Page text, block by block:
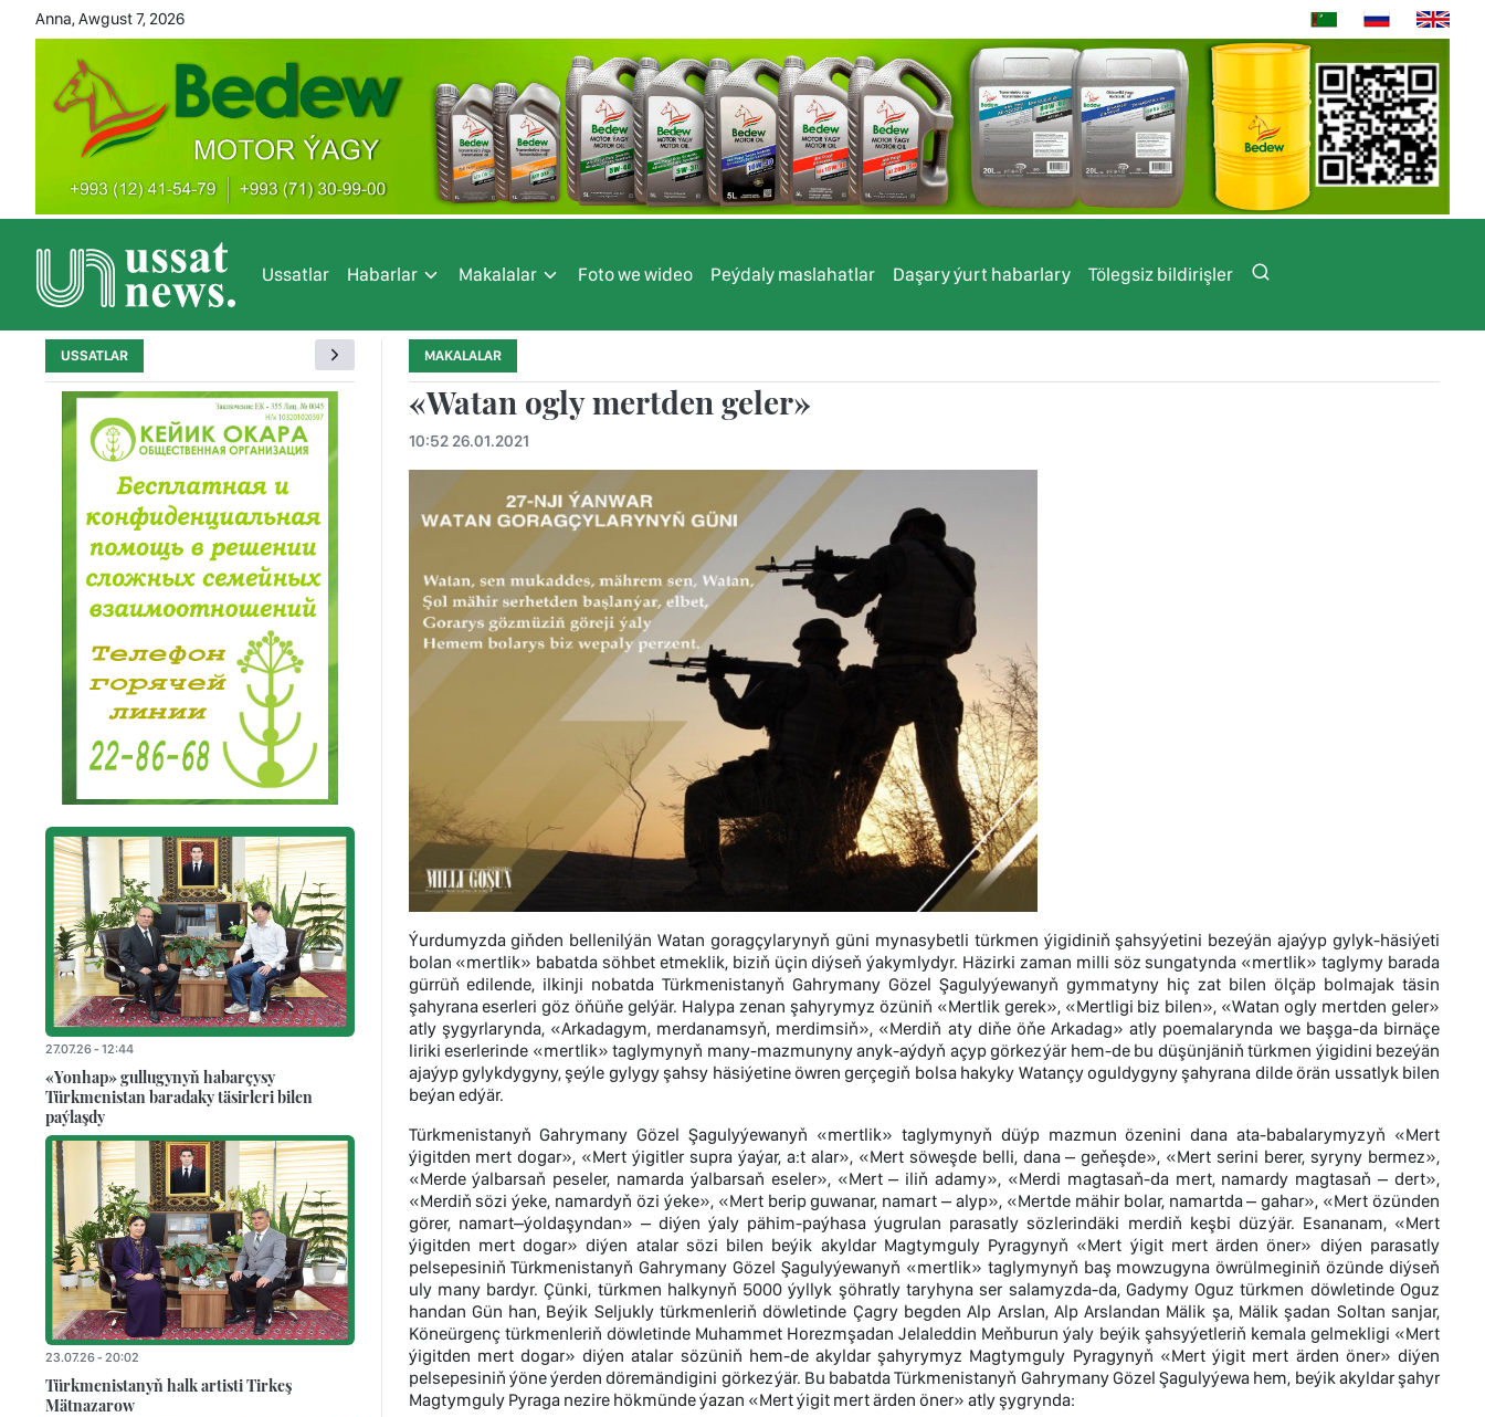
Anna, Awgust 7, 2026
Ussatlar Habarlar Makalalar Foto we wideo Peýdaly maslahatlar Daşary ýurt habarlary Tölegsiz bildirişler
MAKALALAR
«Watan ogly mertden geler»
10:52 26.01.2021
Ýurdumyzda giňden bellenilýän Watan goragçylarynyň güni mynasybetli türkmen ýigidiniň şahsyýetini bezeýän ajaýyp gylyk-häsiýeti
bolan «mertlik» babatda söhbet etmeklik, biziň üçin diýseň ýakymlydyr. Häzirki zaman milli söz sungatynda «mertlik» taglymy barada
gürrüň edilende, ilkinji nobatda Türkmenistanyň Gahrymany Gözel Şagulyýewanyň gymmatyny hiç zat bilen ölçäp bolmajak täsin
şahyrana eserleri göz öňüňe gelýär. Halypa zenan şahyrymyz özüniň «Mertlik gerek», «Mertligi biz bilen», «Watan ogly mertden geler»
atly şygyrlarynda, «Arkadagym, merdanamsyň, merdimsiň», «Merdiň aty diňe öňe Arkadag» atly poemalarynda we başga-da birnäçe
liriki eserlerinde «mertlik» taglymynyň many-mazmunyny anyk-aýdyň açyp görkezýär hem-de bu düşünjäniň türkmen ýigidini bezeýän
ajaýyp gylykdygyny, şeýle gylygy şahsy häsiýetine öwren gerçegiň bolsa hakyky Watançy oguldygyny şahyrana dilde örän ussatlyk bilen
beýan edýär.
Türkmenistanyň Gahrymany Gözel Şagulyýewanyň «mertlik» taglymynyň düýp mazmun özenini dana ata-babalarymyzyň «Mert
ýigitden mert dogar», «Mert ýigitler supra ýaýar, a:t alar», «Mert söweşde belli, dana – geňeşde», «Mert serini berer, syryny bermez»,
«Merde ýalbarsaň peseler, namarda ýalbarsaň eseler», «Mert – iliň adamy», «Merdi magtasaň-da mert, namardy magtasaň – dert»,
«Merdiň sözi ýeke, namardyň özi ýeke», «Mert berip guwanar, namart – alyp», «Mertde mähir bolar, namartda – gahar», «Mert özünden
görer, namart–ýoldaşyndan» – diýen ýaly pähim-paýhasa ýugrulan parasatly sözlerindäki merdiň keşbi düzýär. Esananam, «Mert
ýigitden mert dogar» diýen atalar sözi bilen beýik akyldar Magtymguly Pyragynyň «Mert ýigit mert ärden öner» diýen parasatly
pelsepesiniň Türkmenistanyň Gahrymany Gözel Şagulyýewanyň «mertlik» taglymynyň baş mowzugyna öwrülmeginiň özünde diýseň
uly many bardyr. Çünki, türkmen halkynyň 5000 ýyllyk şöhratly taryhyna ser salamyzda-da, Gadymy Oguz türkmen döwletinde Oguz
handan Gün han, Beýik Seljukly türkmenleriň döwletinde Çagry begden Alp Arslan, Alp Arslandan Mälik şa, Mälik şadan Soltan sanjar,
Köneürgenç türkmenleriň döwletinde Muhammet Horezmşadan Jelaleddin Meňburun ýaly beýik şahsyýetleriň kemala gelmekligi «Mert
ýigitden mert dogar» diýen atalar sözüniň hem-de akyldar şahyrymyz Magtymguly Pyragynyň «Mert ýigit mert ärden öner» diýen
pelsepesiniň ýöne ýerden döremändigini görkezýär. Bu babatda Türkmenistanyň Gahrymany Gözel Şagulyýewa hem, beýik akyldar şahyr
Magtymguly Pyraga nezire hökmünde ýazan «Mert ýigit mert ärden öner» atly şygrynda:
USSATLAR
27.07.26 - 12:44
«Yonhap» gullugynyň habarçysy
Türkmenistan baradaky täsirleri bilen
paýlaşdy
23.07.26 - 20:02
Türkmenistanyň halk artisti Tirkeş
Mätnazarow